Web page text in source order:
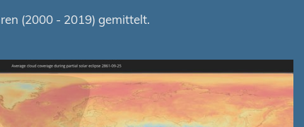
(2000 - 2019) gemittelt.